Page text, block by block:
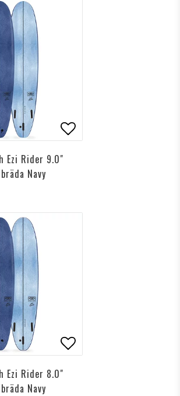
Lägg till i
Ezi Rider 9.0"
Navy
Lägg till i
Ezi Rider 8.0"
Navy